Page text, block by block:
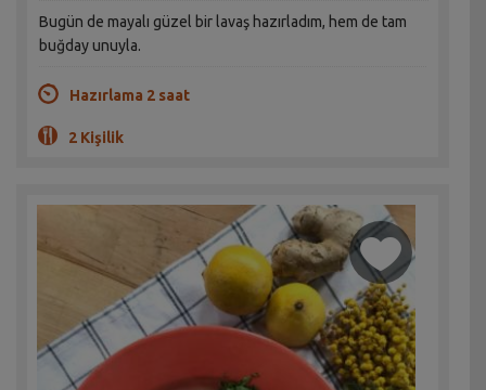
Bugün de mayalı güzel bir lavaş hazırladım, hem de tam
buğday unuyla.
Hazırlama 2 saat
2 Kişilik